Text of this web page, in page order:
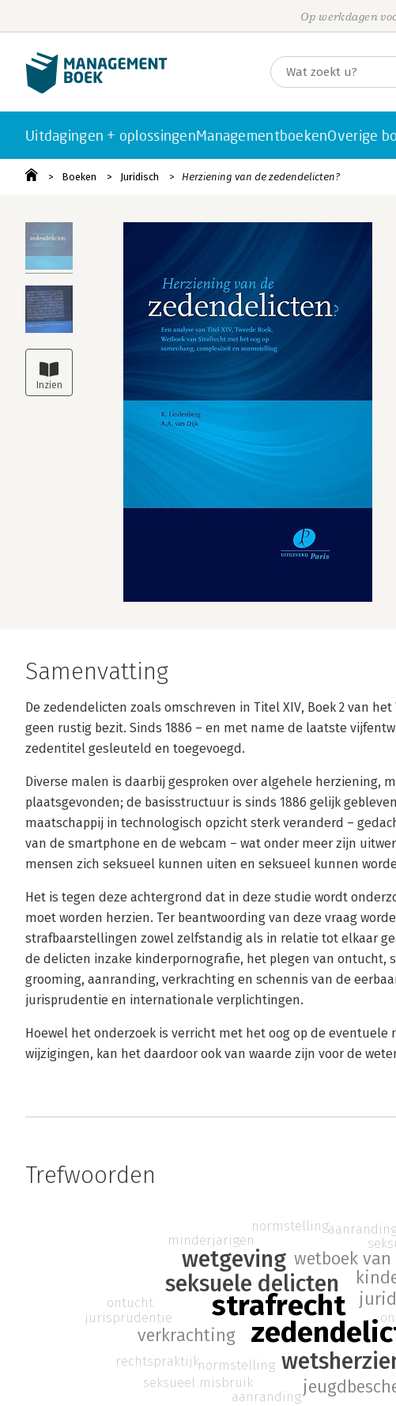
Op werkdagen
Uitdagingen + oplossingenManagementboekenOverige
Boeken Juridisch Herziening van de zedendelicten?
Samenvatting
De zedendelicten zoals omschreven in Titel XIV, Boek 2 van
geen rustig bezit. Sinds 1886 – en met name de laatste
zedentitel gesleuteld en toegevoegd.
Diverse malen is daarbij gesproken over algehele herziening,
plaatsgevonden; de basisstructuur is sinds 1886 gelijk
maatschappij in technologisch opzicht sterk veranderd –
van de smartphone en de webcam – wat onder meer zijn
mensen zich seksueel kunnen uiten en seksueel kunnen
Het is tegen deze achtergrond dat in deze studie wordt
moet worden herzien. Ter beantwoording van deze vraag
strafbaarstellingen zowel zelfstandig als in relatie tot elkaar
de delicten inzake kinderpornografie, het plegen van ontucht,
grooming, aanranding, verkrachting en schennis van de
jurisprudentie en internationale verplichtingen.
Hoewel het onderzoek is verricht met het oog op de eventuele
wijzigingen, kan het daardoor ook van waarde zijn voor de
Trefwoorden
strafrecht
seksuele delicten
wetgeving wetboek
verkrachting
normstelling
aanranding
rechtspraktijk
seksueel misbruik
jurisprudentie
minderjarigen
normstelling
ontucht